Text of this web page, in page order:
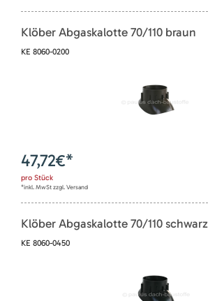
Klöber Abgaskalotte 70/110 braun
KE 8060-0200
47,72€*
pro Stück
*inkl. MwSt zzgl. Versand
Klöber Abgaskalotte 70/110 schwarz
KE 8060-0450